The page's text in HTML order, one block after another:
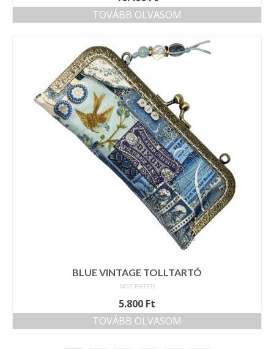
TOVÁBB OLVASOM
BLUE VINTAGE TOLLTARTÓ
NOT RATED
5.800 Ft
TOVÁBB OLVASOM